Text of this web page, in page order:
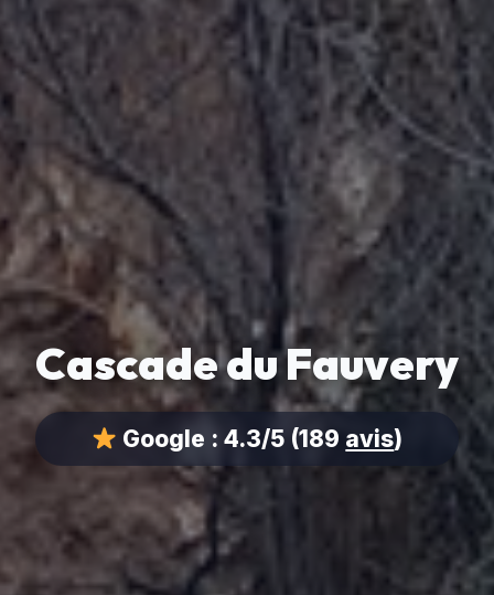
Cascade du Fauvery
Google :4.3/5 (189 avis)